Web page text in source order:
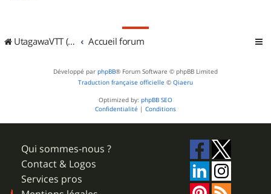
UtagawaVTT (Randos VTT et VTTAE avec traces GPS) Accueil forum
Développé par phpBB® Forum Software © phpBB Limited
Traduction française officielle © Qiaeru
Optimized by: phpBB SEO
Confidentialité | Conditions
Qui sommes-nous ?
Contact & Logos
Services pros